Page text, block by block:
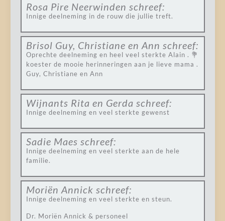
Rosa Pire Neerwinden schreef:
Innige deelneming in de rouw die jullie treft.
Brisol Guy, Christiane en Ann schreef:
Oprechte deelneming en heel veel sterkte Alain . 💐
koester de mooie herinneringen aan je lieve mama .
Guy, Christiane en Ann
Wijnants Rita en Gerda schreef:
Innige deelneming en veel sterkte gewenst
Sadie Maes schreef:
Innige deelneming en veel sterkte aan de hele
familie.
Moriën Annick schreef:
Innige deelneming en veel sterkte en steun.
Dr. Moriën Annick & personeel